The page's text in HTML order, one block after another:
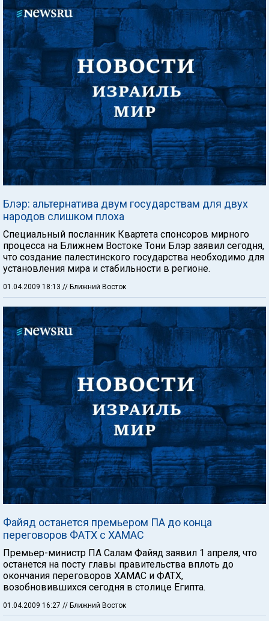
Блэр: альтернатива двум государствам для двух
народов слишком плоха
Специальный посланник Квартета спонсоров мирного
процесса на Ближнем Востоке Тони Блэр заявил сегодня,
что создание палестинского государства необходимо для
установления мира и стабильности в регионе.
01.04.2009 18:13 // Ближний Восток
Файяд останется премьером ПА до конца
переговоров ФАТХ с ХАМАС
Премьер-министр ПА Салам Файяд заявил 1 апреля, что
останется на посту главы правительства вплоть до
окончания переговоров ХАМАС и ФАТХ,
возобновившихся сегодня в столице Египта.
01.04.2009 16:27 // Ближний Восток